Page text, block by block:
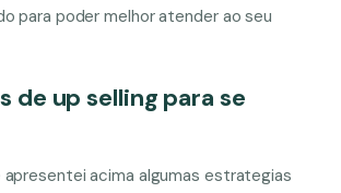
para poder melhor atender ao seu
de up selling para se
acima algumas estrategias